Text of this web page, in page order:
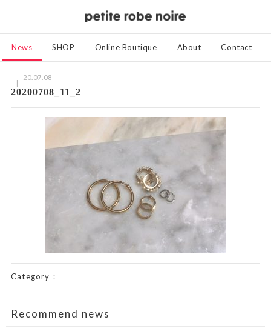
News SHOP Online Boutique About Contact
20.07.08
20200708_11_2
Category：
Recommend news